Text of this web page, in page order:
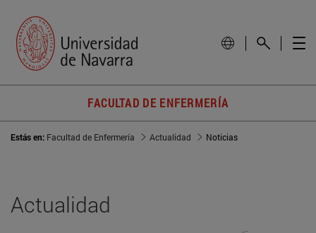
FACULTAD DE ENFERMERÍA
Estás en: Facultad de Enfermería Actualidad Noticias
Actualidad